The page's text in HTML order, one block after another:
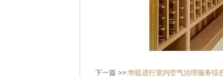
下一篇 >>:华廷进行室内空气治理服务综